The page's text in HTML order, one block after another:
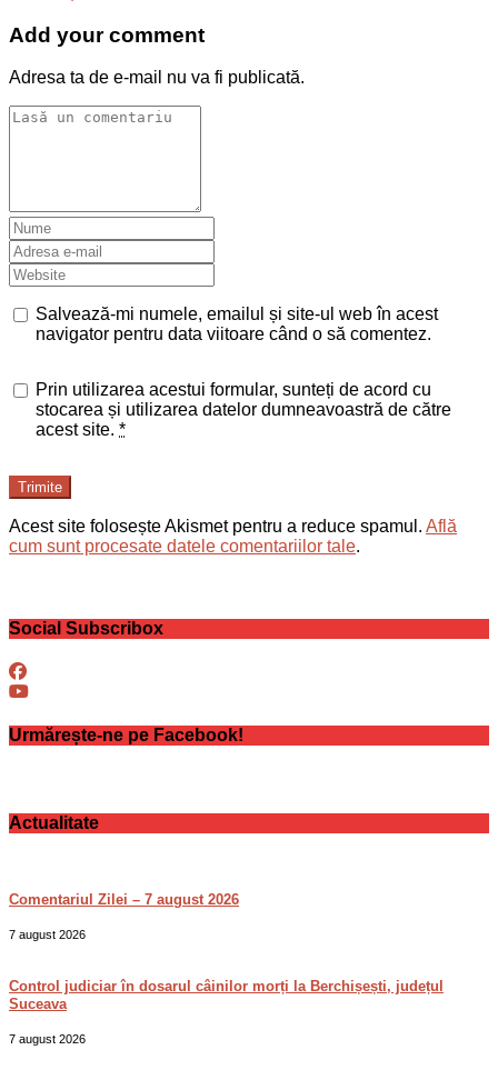
Add your comment
Adresa ta de e-mail nu va fi publicată.
Salvează-mi numele, emailul și site-ul web în acest
navigator pentru data viitoare când o să comentez.
Prin utilizarea acestui formular, sunteți de acord cu
stocarea și utilizarea datelor dumneavoastră de către
acest site. *
Trimite
Acest site folosește Akismet pentru a reduce spamul. Află
cum sunt procesate datele comentariilor tale.
Social Subscribox
Urmărește-ne pe Facebook!
Actualitate
Comentariul Zilei – 7 august 2026
7 august 2026
Control judiciar în dosarul câinilor morți la Berchișești, județul
Suceava
7 august 2026